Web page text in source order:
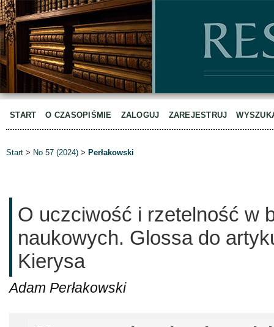
START O CZASOPIŚMIE ZALOGUJ ZAREJESTRUJ
Start > No 57 (2024) > Perłakowski
O uczciwość i rzetelność w
naukowych. Glossa do
Kierysa
Adam Perłakowski